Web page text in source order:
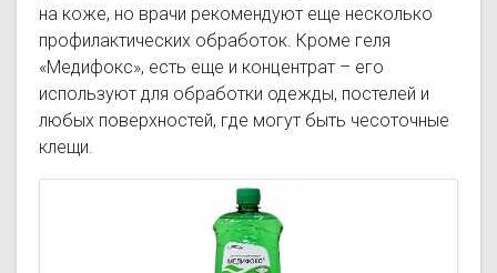
на коже, но врачи рекомендуют еще несколько
профилактических обработок. Кроме геля
«Медифокс», есть еще и концентрат – его
используют для обработки одежды, постелей и
любых поверхностей, где могут быть чесоточные
клещи.